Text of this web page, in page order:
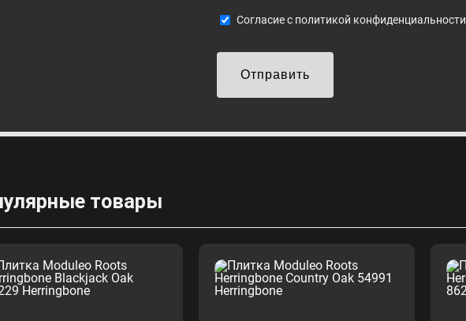
Cогласие с политикой конфиденциальности
Отправить
товары